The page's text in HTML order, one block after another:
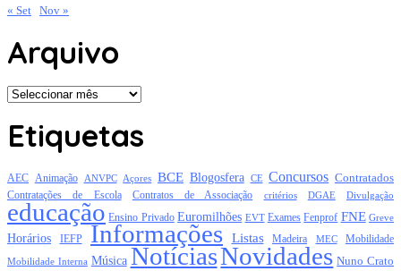
« Set Nov »
Arquivo
Arquivo
Etiquetas
AEC Animação ANVPC Açores BCE Blogosfera CE Concursos Contratados
Contratações de Escola Contratos de Associação critérios DGAE Divulgação
educação Ensino Privado Euromilhões EVT Exames Fenprof FNE Greve
Horários IEFP Informações Listas Madeira MEC Mobilidade
Mobilidade Interna Música NotíciasNovidades Nuno Crato